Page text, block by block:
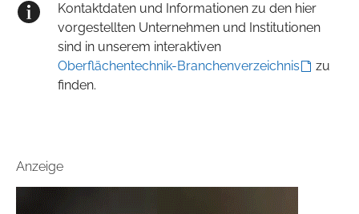
Kontaktdaten und Informationen zu den hier
vorgestellten Unternehmen und Institutionen
sind in unserem interaktiven
Oberflächentechnik-Branchenverzeichnis
zu
finden.
Anzeige